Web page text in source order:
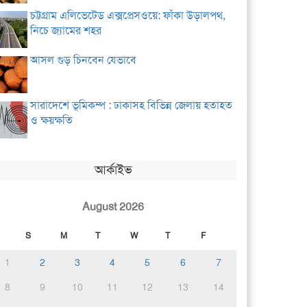
চট্টগ্রাম এলিভেটেড এক্সপ্রেসওয়ে: ফাঁকা উড়ালপথ,
নিচে জ্যামের শহর
আসল গুড় চিনবেন যেভাবে
সারাদেশে ভূমিকম্প : ঢাকাসহ বিভিন্ন জেলায় হতাহত
ও ক্ষয়ক্ষতি
আর্কাইভ
August 2026
S M T W T F
1 2 3 4 5 6
7
8
9 10 11 12 13
14